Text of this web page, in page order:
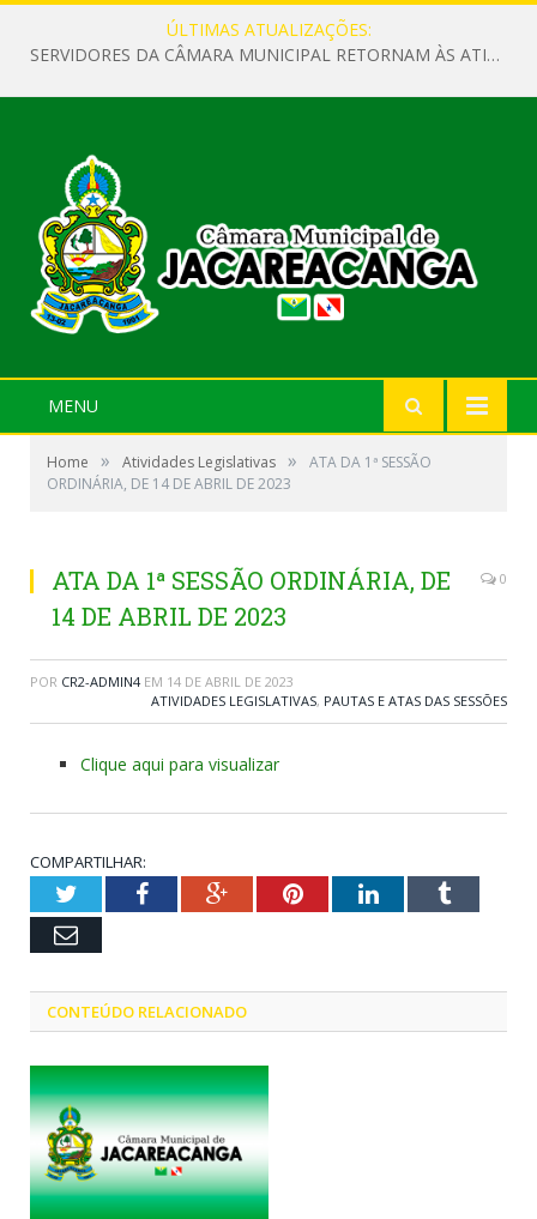
ÚLTIMAS ATUALIZAÇÕES:
SERVIDORES DA CÂMARA MUNICIPAL RETORNAM ÀS ATIVIDADES APÓS O RECESSO PARLAMENTAR
MENU
Home » Atividades Legislativas »
ATA DA 1ª SESSÃO
ORDINÁRIA, DE 14 DE ABRIL DE 2023
ATA DA 1ª SESSÃO ORDINÁRIA, DE
14 DE ABRIL DE 2023
0
POR CR2-ADMIN4 EM 14 DE ABRIL DE 2023
ATIVIDADES LEGISLATIVAS, PAUTAS E ATAS DAS SESSÕES
Clique aqui para visualizar
COMPARTILHAR:
TwitterFacebookGoogle+PinterestLinkedInTumblr
Email
CONTEÚDO RELACIONADO